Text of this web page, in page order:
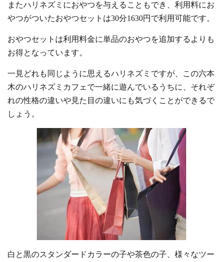
またハリネズミにおやつを与えることもでき、利用料にお
やつがついたおやつセットは30分1630円で利用可能です。
おやつセットは利用料金に単品のおやつを追加するよりも
お得となっています。
一見どれも同じように思えるハリネズミですが、この六本
木のハリネズミカフェで一緒に遊んでいるうちに、それぞ
れの性格の違いや見た目の違いにも気づくことができるで
しょう。
白と黒のスタンダードカラーの子や茶色の子、様々なツー